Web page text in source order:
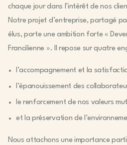
chaque jour dans l’intérêt de nos
Notre projet d’entreprise, partagé
élus, porte une ambition forte «
Francilienne ». Il repose sur quatre
l’accompagnement et la
l’épanouissement des
le renforcement de nos valeurs
et la préservation de
Nous attachons une importance